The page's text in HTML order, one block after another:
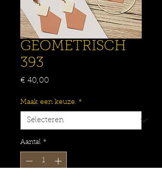
GEOMETRISCH
393
€ 40,00
Maak een keuze. *
Aantal *